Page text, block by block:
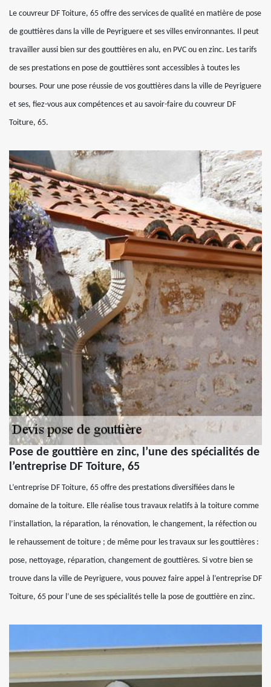
Le couvreur DF Toiture, 65 offre des services de qualité en matière de pose
de gouttières dans la ville de Peyriguere et ses villes environnantes. Il peut
travailler aussi bien sur des gouttières en alu, en PVC ou en zinc. Les tarifs
de ses prestations en pose de gouttières sont accessibles à toutes les
bourses. Pour une pose réussie de vos gouttières dans la ville de Peyriguere
et ses, fiez-vous aux compétences et au savoir-faire du couvreur DF
Toiture, 65.
Pose de gouttière en zinc, l’une des spécialités de
l’entreprise DF Toiture, 65
L’entreprise DF Toiture, 65 offre des prestations diversifiées dans le
domaine de la toiture. Elle réalise tous travaux relatifs à la toiture comme
l’installation, la réparation, la rénovation, le changement, la réfection ou
le rehaussement de toiture ; de même pour les travaux sur les gouttières :
pose, nettoyage, réparation, changement de gouttières. Si votre bien se
trouve dans la ville de Peyriguere, vous pouvez faire appel à l’entreprise DF
Toiture, 65 pour l’une de ses spécialités telle la pose de gouttière en zinc.